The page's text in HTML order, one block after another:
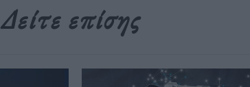
Δείτε επίσης